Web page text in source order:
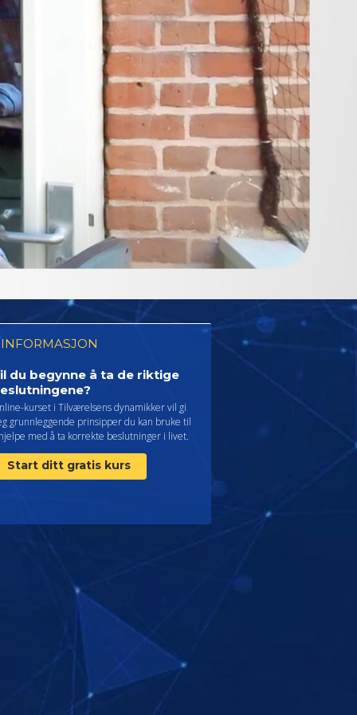
du begynne å ta de riktige
kurset i Tilværelsens dynamikker vil gi
grunnleggende prinsipper du kan bruke til
med å ta korrekte beslutninger i livet.
Start ditt gratis kurs